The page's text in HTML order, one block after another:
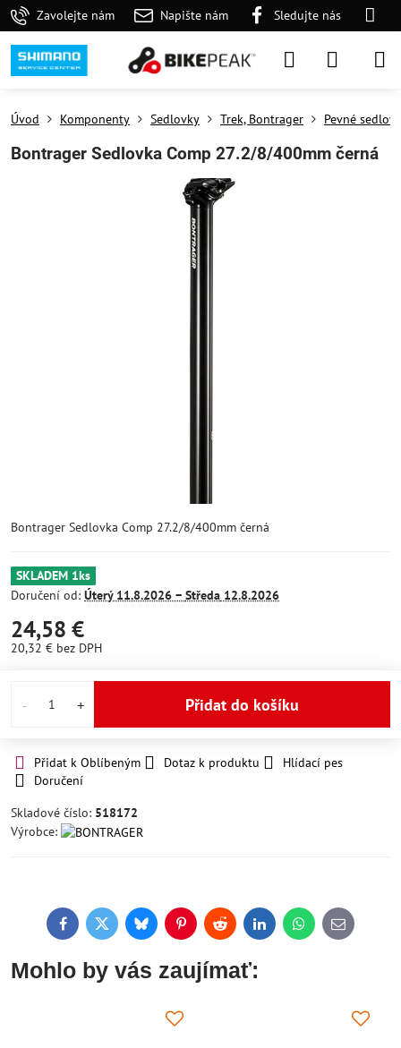
Zavolejte nám Napište nám Sledujte nás
Úvod Komponenty Sedlovky Trek, Bontrager Pevné
Bontrager Sedlovka Comp 27.2/8/400mm černá
Bontrager Sedlovka Comp 27.2/8/400mm černá
SKLADEM 1ks
Doručení od: Úterý11.8.2026 − Středa 12.8.2026
24,58 €
20,32 € bez DPH
Přidat do košíku
Přidat k Oblíbeným Dotaz k produktu
Hlídací pes
Doručení
Skladové číslo: 518172
Výrobce:
FacebookTwitterBlueskyPinterestReddit LinkedInWhatsApp
E-
mail
Mohlo by vás zaujímať: